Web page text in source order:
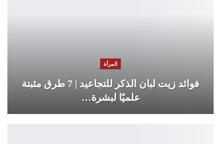
المرأة
فوائد زيت لبان الذكر للتجاعيد | 7 طرق مثبتة
علميًا لبشرة…